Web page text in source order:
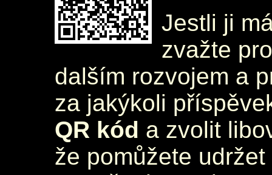
Jestli ji
zvažte
dalším rozvojem a
za jakýkoli
QR kód a zvolit
že pomůžete